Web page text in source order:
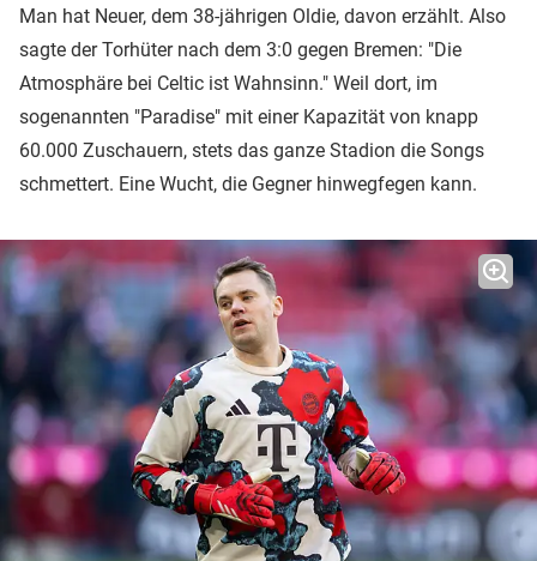
Man hat Neuer, dem 38-jährigen Oldie, davon erzählt. Also
sagte der Torhüter nach dem 3:0 gegen Bremen: "Die
Atmosphäre bei Celtic ist Wahnsinn." Weil dort, im
sogenannten "Paradise" mit einer Kapazität von knapp
60.000 Zuschauern, stets das ganze Stadion die Songs
schmettert. Eine Wucht, die Gegner hinwegfegen kann.